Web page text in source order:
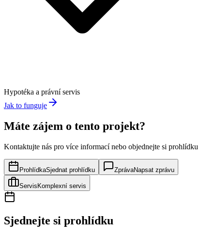
Hypotéka a právní servis
Jak to funguje
Máte zájem o tento projekt?
Kontaktujte nás pro více informací nebo objednejte si prohlídku
ProhlídkaSjednat prohlídku ZprávaNapsat zprávu
Servis Komplexní servis
Sjednejte si prohlídku